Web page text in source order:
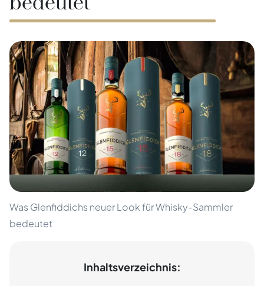
Was Glenfiddichs neuer Look für Whisky-Sammler
bedeutet
Inhaltsverzeichnis: